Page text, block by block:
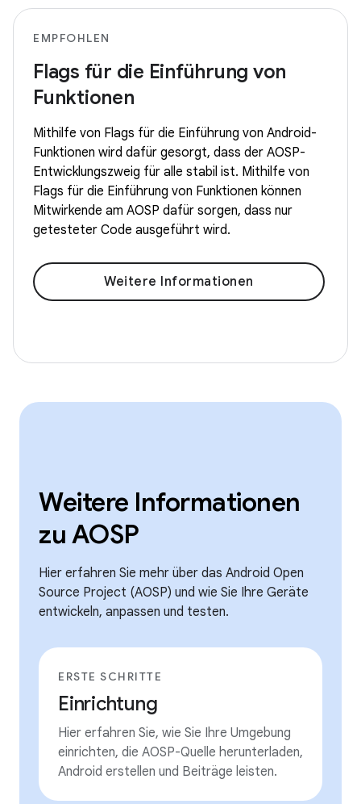
EMPFOHLEN
Flags für die Einführung von
Funktionen
Mithilfe von Flags für die Einführung von Android-
Funktionen wird dafür gesorgt, dass der AOSP-
Entwicklungszweig für alle stabil ist. Mithilfe von
Flags für die Einführung von Funktionen können
Mitwirkende am AOSP dafür sorgen, dass nur
getesteter Code ausgeführt wird.
Weitere Informationen
Weitere Informationen
zu AOSP
Hier erfahren Sie mehr über das Android Open
Source Project (AOSP) und wie Sie Ihre Geräte
entwickeln, anpassen und testen.
ERSTE SCHRITTE
Einrichtung
Hier erfahren Sie, wie Sie Ihre Umgebung
einrichten, die AOSP-Quelle herunterladen,
Android erstellen und Beiträge leisten.